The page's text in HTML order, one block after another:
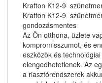
Krafton K12-9
Krafton K12-9
gondozásmentes
Az Ön otthona, üzlete
kompromisszumot, és
eszközök és
elengedhetetlenek. Az
a riasztórendszerek